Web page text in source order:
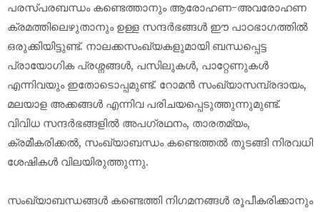
പരസ്പരബന്ധം കണ്ടെത്താനും ആരോഹണ-അവരോഹണ
ക്രമത്തിലെഴുതാനും ഉള്ള സന്ദർഭങ്ങൾ ഈ പാഠഭാഗത്തിൽ
ഒരുക്കിയിട്ടുണ്ട്. നാലക്കസംഖ്യകളുമായി ബന്ധപ്പെട്ട
പ്രായോഗിക പ്രശ്നങ്ങൾ, പസിലുകൾ, പാറ്റേണുകൾ
എന്നിവയും ഇതോടൊപ്പമുണ്ട്. റോമൻ സംഖ്യാസമ്പ്രദായം,
മലയാള അക്കങ്ങൾ എന്നിവ പരിചയപ്പെടുത്തുന്നുമുണ്ട്.
വിവിധ സന്ദർഭങ്ങളിൽ അപഗ്രഥനം, താരതമ്യം,
ക്രമീകരിക്കൽ, സംഖ്യാബന്ധം കണ്ടെത്തൽ തുടങ്ങി നിരവധി
ശേഷികൾ വിലയിരുത്തുന്നു.
സംഖ്യാബന്ധങ്ങൾ കണ്ടെത്തി നിഗമനങ്ങൾ രൂപീകരിക്കാനും